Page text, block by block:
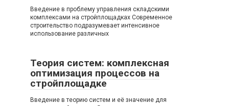
Введение в проблему управления складскими
комплексами на стройплощадках Современное
строительство подразумевает интенсивное
использование различных
Теория систем: комплексная
оптимизация процессов на
стройплощадке
Введение в теорию систем и её значение для